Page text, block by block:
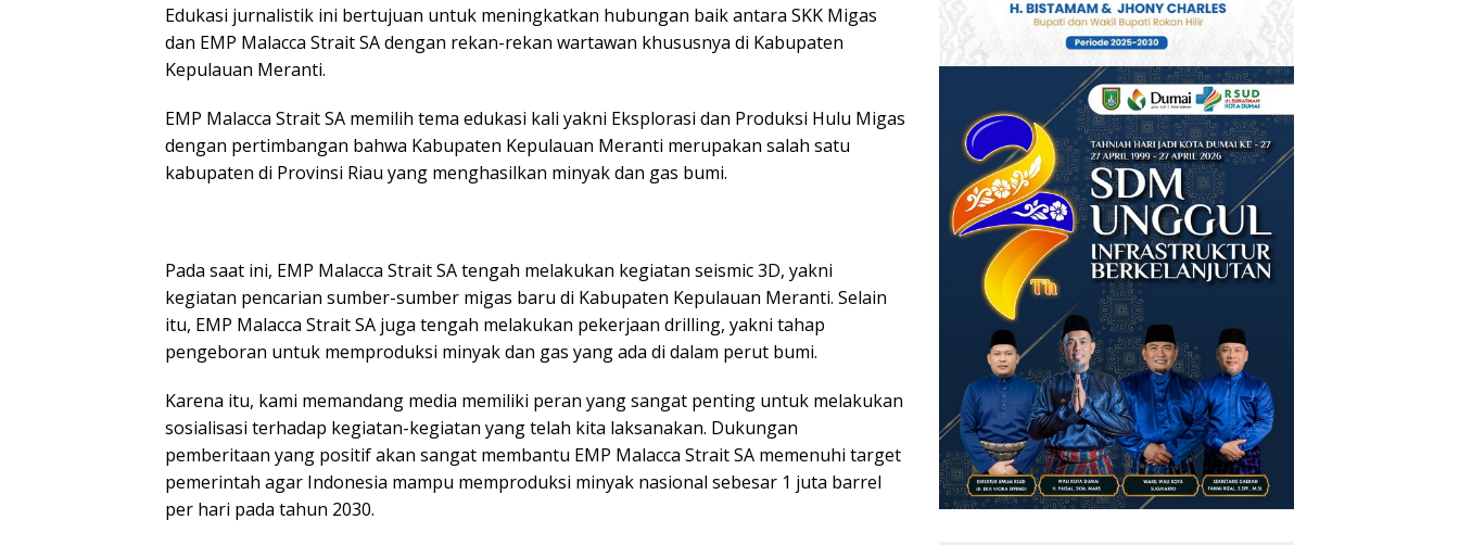
Edukasi jurnalistik ini bertujuan untuk meningkatkan hubungan baik antara SKK Migas
dan EMP Malacca Strait SA dengan rekan-rekan wartawan khususnya di Kabupaten
Kepulauan Meranti.
EMP Malacca Strait SA memilih tema edukasi kali yakni Eksplorasi dan Produksi Hulu Migas
dengan pertimbangan bahwa Kabupaten Kepulauan Meranti merupakan salah satu
kabupaten di Provinsi Riau yang menghasilkan minyak dan gas bumi.
Pada saat ini, EMP Malacca Strait SA tengah melakukan kegiatan seismic 3D, yakni
kegiatan pencarian sumber-sumber migas baru di Kabupaten Kepulauan Meranti. Selain
itu, EMP Malacca Strait SA juga tengah melakukan pekerjaan drilling, yakni tahap
pengeboran untuk memproduksi minyak dan gas yang ada di dalam perut bumi.
Karena itu, kami memandang media memiliki peran yang sangat penting untuk melakukan
sosialisasi terhadap kegiatan-kegiatan yang telah kita laksanakan. Dukungan
pemberitaan yang positif akan sangat membantu EMP Malacca Strait SA memenuhi target
pemerintah agar Indonesia mampu memproduksi minyak nasional sebesar 1 juta barrel
per hari pada tahun 2030.